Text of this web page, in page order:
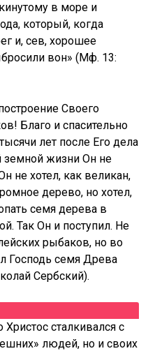
в море и
который, когда
и, сев, хорошее
вон» (Мф. 13:
Своего
Благо и спасительно
лет после Его дела
земной жизни Он не
не хотел, как великан,
дерево, но хотел,
семя дерева в
Так Он и поступил. Не
рыбаков, но во
Господь семя Древа
Сербский).
сталкивался с
людей, но и своих